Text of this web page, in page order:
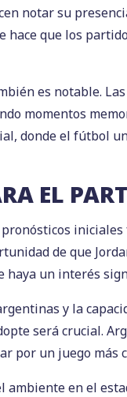
notar su
que los
es notable.
momentos
donde el fútbol
EL
de que
haya un interés
y la
será crucial.
un juego más
en el